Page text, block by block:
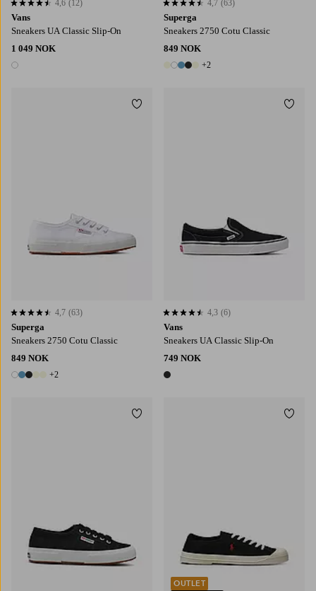
Vans
Sneakers UA Classic Slip-On
1 049 NOK
1 farge
4,6 basert på 12 karaktergivninger
4,6 (12)
Superga
Sneakers 2750 Cotu Classic
849 NOK
7 farger
+2
4,7 basert på 63 karaktergivninger
4,7 (63)
Superga
Sneakers 2750 Cotu Classic
849 NOK
7 farger
+2
4,7 basert på 63 karaktergivninger
4,7 (63)
Legg til favoritter
Vans
Sneakers UA Classic Slip-On
749 NOK
1 farge
4,3 basert på 6 karaktergivninger
4,3 (6)
Legg til favoritter
OUTLET